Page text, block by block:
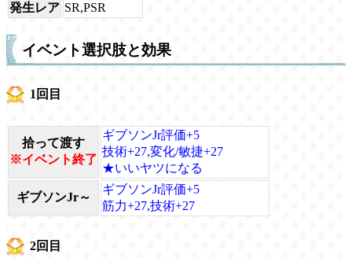
発生レア SR,PSR
イベント選択肢と効果
1回目
拾って渡す
※イベント終了
ギブソンJr評価+5
技術+27,変化/敏捷+27
★いいヤツになる
ギブソンJr～
ギブソンJr評価+5
筋力+27,技術+27
2回目